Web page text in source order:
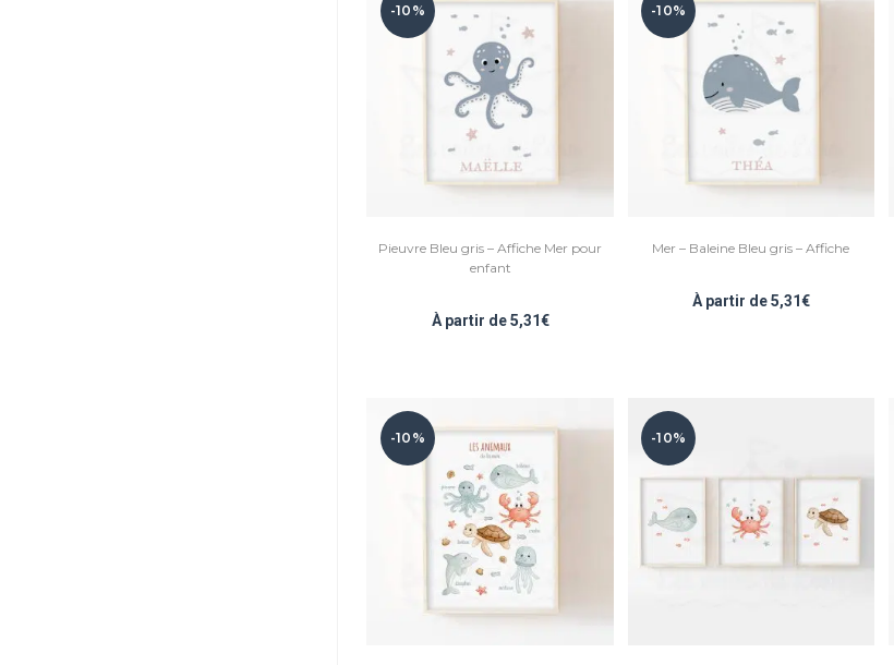
-10%
Pieuvre Bleu gris – Affiche Mer pour
enfant
À partir de5,31€
-10%
Mer – Baleine Bleu gris – Affiche
À partir de5,31€
-10% -10%